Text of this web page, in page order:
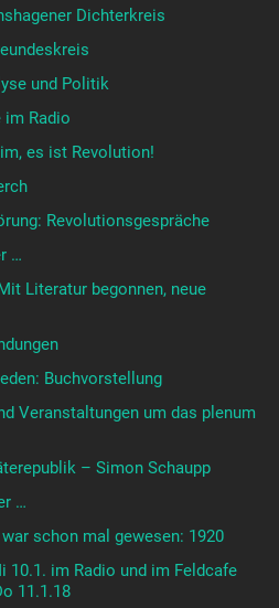
Dichterkreis
und Politik
im Radio
es ist Revolution!
Revolutionsgespräche
…
Literatur begonnen, neue
Buchvorstellung
Veranstaltungen um das plenum
– Simon Schaupp
…
schon mal gewesen: 1920
10.1. im Radio und im Feldcafe
11.1.18